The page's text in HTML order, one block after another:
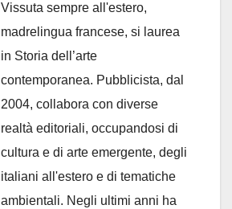
Vissuta sempre all'estero,
madrelingua francese, si laurea
in Storia dell’arte
contemporanea. Pubblicista, dal
2004, collabora con diverse
realtà editoriali, occupandosi di
cultura e di arte emergente, degli
italiani all'estero e di tematiche
ambientali. Negli ultimi anni ha